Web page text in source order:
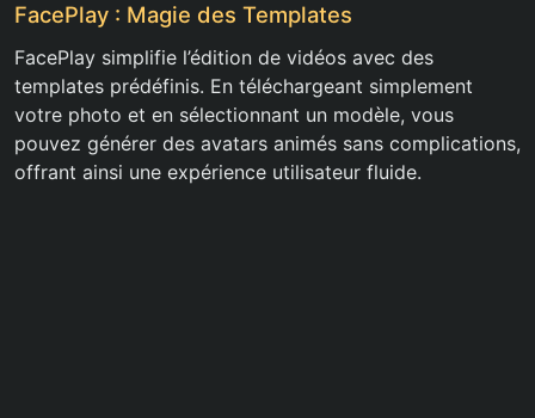
FacePlay : Magie des Templates
FacePlay simplifie l’édition de vidéos avec des
templates prédéfinis. En téléchargeant simplement
votre photo et en sélectionnant un modèle, vous
pouvez générer des avatars animés sans complications,
offrant ainsi une expérience utilisateur fluide.